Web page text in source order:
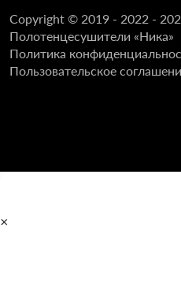
Copyright © 2019 - 2022 -
Полотенцесушители «Ника»
Политика
Пользовательское
×